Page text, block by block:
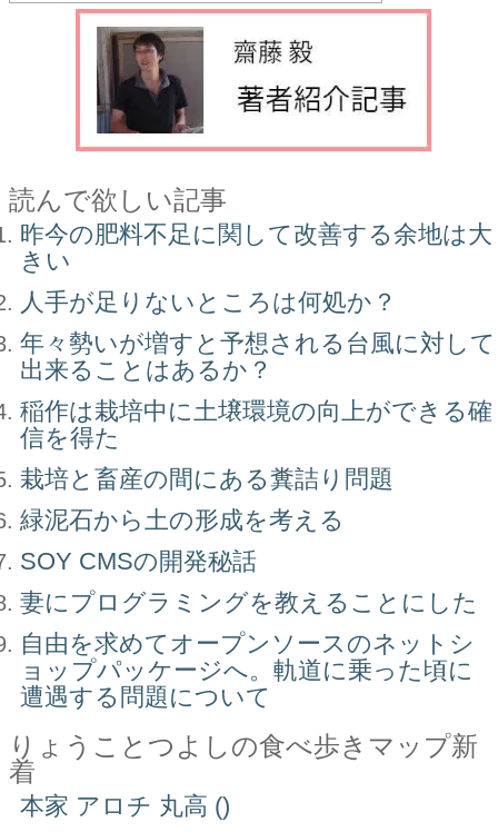
読んで欲しい記事
昨今の肥料不足に関して改善する余地は大
きい
人手が足りないところは何処か？
年々勢いが増すと予想される台風に対して
出来ることはあるか？
稲作は栽培中に土壌環境の向上ができる確
信を得た
栽培と畜産の間にある糞詰り問題
緑泥石から土の形成を考える
SOY CMSの開発秘話
妻にプログラミングを教えることにした
自由を求めてオープンソースのネットシ
ョップパッケージへ。軌道に乗った頃に
遭遇する問題について
りょうことつよしの食べ歩きマップ新
着
本家 アロチ 丸高 ()